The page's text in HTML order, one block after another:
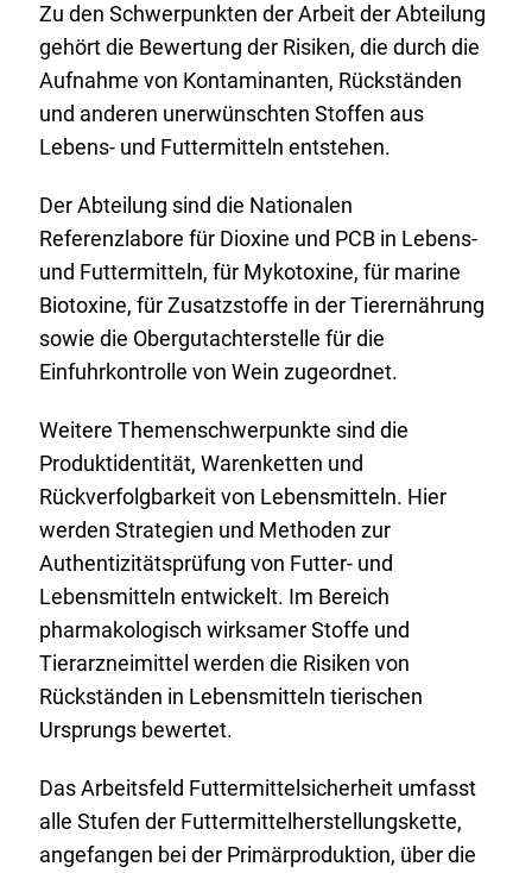
Zu den Schwerpunkten der Arbeit der Abteilung
gehört die Bewertung der Risiken, die durch die
Aufnahme von Kontaminanten, Rückständen
und anderen unerwünschten Stoffen aus
Lebens- und Futtermitteln entstehen.
Der Abteilung sind die Nationalen
Referenzlabore für Dioxine und PCB in Lebens-
und Futtermitteln, für Mykotoxine, für marine
Biotoxine, für Zusatzstoffe in der Tierernährung
sowie die Obergutachterstelle für die
Einfuhrkontrolle von Wein zugeordnet.
Weitere Themenschwerpunkte sind die
Produktidentität, Warenketten und
Rückverfolgbarkeit von Lebensmitteln. Hier
werden Strategien und Methoden zur
Authentizitätsprüfung von Futter- und
Lebensmitteln entwickelt. Im Bereich
pharmakologisch wirksamer Stoffe und
Tierarzneimittel werden die Risiken von
Rückständen in Lebensmitteln tierischen
Ursprungs bewertet.
Das Arbeitsfeld Futtermittelsicherheit umfasst
alle Stufen der Futtermittelherstellungskette,
angefangen bei der Primärproduktion, über die